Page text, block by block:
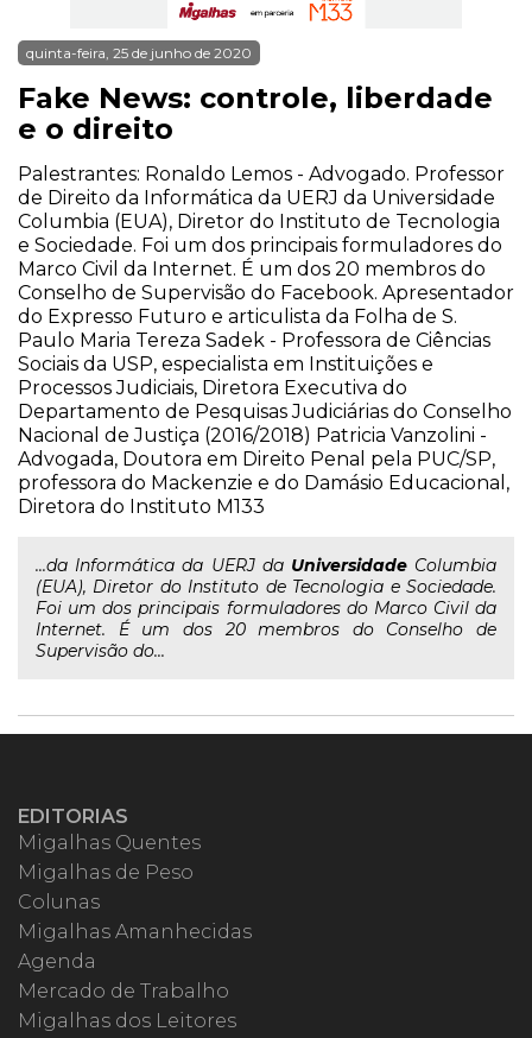
quinta-feira, 25 de junho de 2020
Fake News: controle, liberdade
e o direito
Palestrantes: Ronaldo Lemos - Advogado. Professor
de Direito da Informática da UERJ da Universidade
Columbia (EUA), Diretor do Instituto de Tecnologia
e Sociedade. Foi um dos principais formuladores do
Marco Civil da Internet. É um dos 20 membros do
Conselho de Supervisão do Facebook. Apresentador
do Expresso Futuro e articulista da Folha de S.
Paulo Maria Tereza Sadek - Professora de Ciências
Sociais da USP, especialista em Instituições e
Processos Judiciais, Diretora Executiva do
Departamento de Pesquisas Judiciárias do Conselho
Nacional de Justiça (2016/2018) Patricia Vanzolini -
Advogada, Doutora em Direito Penal pela PUC/SP,
professora do Mackenzie e do Damásio Educacional,
Diretora do Instituto M133
...da Informática da UERJ da UniversidadeColumbia
(EUA), Diretor do Instituto de Tecnologia e Sociedade.
Foi um dos principais formuladores do Marco Civil da
Internet. É um dos 20 membros do Conselho de
Supervisão do...
EDITORIAS
Migalhas Quentes
Migalhas de Peso
Colunas
Migalhas Amanhecidas
Agenda
Mercado de Trabalho
Migalhas dos Leitores